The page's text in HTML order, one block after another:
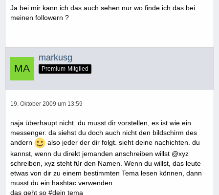
Ja bei mir kann ich das auch sehen nur wo finde ich das bei
meinen followern ?
markusg
Premium-Mitglied
19. Oktober 2009 um 13:59
naja überhaupt nicht. du musst dir vorstellen, es ist wie ein
messenger. da siehst du doch auch nicht den bildschirm des
andern
also jeder der dir folgt. sieht deine nachichten. du
kannst, wenn du direkt jemanden anschreiben willst @xyz
schreiben, xyz steht für den Namen. Wenn du willst, das leute
etwas von dir zu einem bestimmten Tema lesen können, dann
musst du ein hashtac verwenden.
das geht so #dein tema